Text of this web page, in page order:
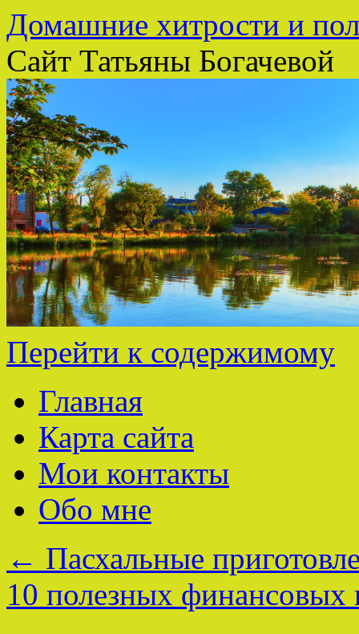
Домашние хитрости и
Сайт Татьяны Богачевой
Перейти к содержимому
Главная
Карта сайта
Мои контакты
Обо мне
← Пасхальные
10 полезных